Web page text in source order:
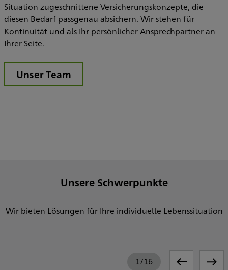
Situation zugeschnittene Versicherungskonzepte, die
diesen Bedarf passgenau absichern. Wir stehen für
Kontinuität und als Ihr persönlicher Ansprechpartner an
Ihrer Seite.
Unser Team
Unsere Schwerpunkte
Wir bieten Lösungen für Ihre individuelle Lebenssituation
1/16